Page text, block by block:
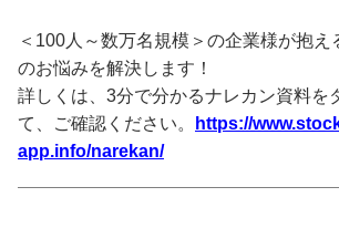
＜100人～数万名規模＞の企業様が抱え
のお悩みを解決します！
詳しくは、3分で分かるナレカン資料を
て、ご確認ください。
https://
app.info/narekan/